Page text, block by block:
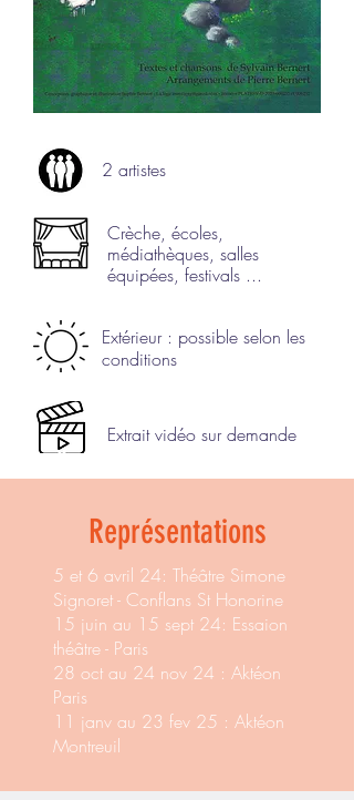
2 artistes
Crèche, écoles,
médiathèques, salles
équipées, festivals ...
Extérieur : possible selon les
conditions
Extrait vidéo sur demande
Représentations
5 et 6 avril 24: Théâtre Simone
Signoret - Conflans St Honorine
15 juin au 15 sept 24: Essaion
théâtre - Paris
28 oct au 24 nov 24 : Aktéon
Paris
11 janv au 23 fev 25 : Aktéon
Montreuil